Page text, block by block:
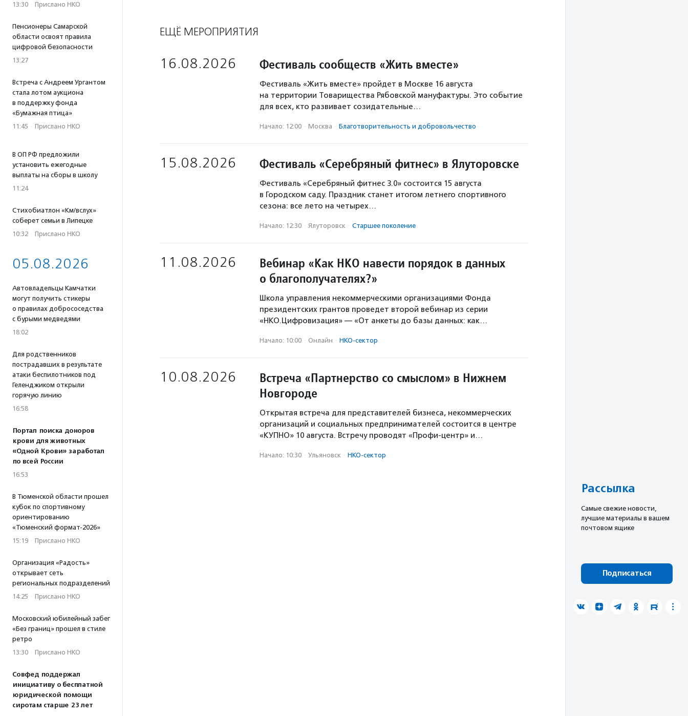
13:30 · Прислано НКО
Пенсионеры Самарской
области освоят правила
цифровой безопасности
13:27
Встреча с Андреем Ургантом
стала лотом аукциона
в поддержку фонда
«Бумажная птица»
11:45 · Прислано НКО
В ОП РФ предложили
установить ежегодные
выплаты на сборы в школу
11:24
Стихобиатлон «Км/вслух»
соберет семьи в Липецке
10:32 · Прислано НКО
05.08.2026
Автовладельцы Камчатки
могут получить стикеры
о правилах добрососедства
с бурыми медведями
18:02
Для родственников
пострадавших в результате
атаки беспилотников под
Геленджиком открыли
горячую линию
16:58
Портал поиска доноров
крови для животных
«Одной Крови» заработал
по всей России
16:53
В Тюменской области прошел
кубок по спортивному
ориентированию
«Тюменский формат-2026»
15:19 · Прислано НКО
Организация «Радость»
открывает сеть
региональных подразделений
14:25 · Прислано НКО
Московский юбилейный забег
«Без границ» прошел в стиле
ретро
13:30 · Прислано НКО
Совфед поддержал
инициативу о бесплатной
юридической помощи
сиротам старше 23 лет
ЕЩЁ МЕРОПРИЯТИЯ
16.08.2026 Фестиваль сообществ «Жить вместе»
Фестиваль «Жить вместе» пройдет в Москве 16 августа
на территории Товарищества Рябовской мануфактуры. Это событие
для всех, кто развивает созидательные…
Начало: 12:00 · Москва · Благотвори­тель­ность и доброволь­чест­во
15.08.2026 Фестиваль «Серебряный фитнес» в Ялуторовске
Фестиваль «Серебряный фитнес 3.0» состоится 15 августа
в Городском саду. Праздник станет итогом летнего спортивного
сезона: все лето на четырех…
Начало: 12:30 · Ялуторовск · Старшее поколение
11.08.2026
Вебинар «Как НКО навести порядок в данных
о благополучателях?»
Школа управления некоммерческими организациями Фонда
президентских грантов проведет второй вебинар из серии
«НКО.Цифровизация» — «От анкеты до базы данных: как…
Начало: 10:00 · Онлайн · НКО-сектор
10.08.2026
Встреча «Партнерство со смыслом» в Нижнем
Новгороде
Открытая встреча для представителей бизнеса, некоммерческих
организаций и социальных предпринимателей состоится в центре
«КУПНО» 10 августа. Встречу проводят «Профи-центр» и…
Начало: 10:30 · Ульяновск · НКО-сектор
Рассылка
Cамые свежие новости,
лучшие материалы в вашем
почтовом ящике
Подписаться